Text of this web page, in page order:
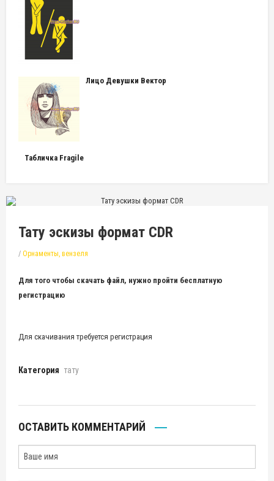
Лицо Девушки Вектор
Табличка Fragile
Тату эскизы формат CDR
/ Орнаменты, вензеля
Для того чтобы скачать файл, нужно пройти бесплатную
регистрацию
Для скачивания требуется регистрация
Категория тату
ОСТАВИТЬ КОММЕНТАРИЙ